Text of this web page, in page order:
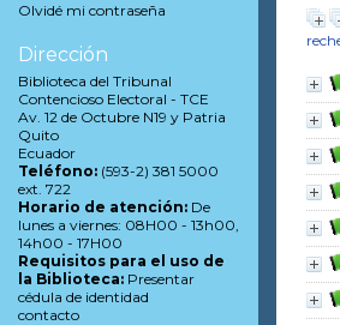
Olvidé mi contraseña
Dirección
Biblioteca del Tribunal
Contencioso Electoral - TCE
Av. 12 de Octubre N19 y Patria
Quito
Ecuador
Teléfono: (593-2) 381 5000
ext. 722
Horario de atención: De
lunes a viernes: 08H00 - 13h00,
14h00 - 17H00
Requisitos para el uso de
la Biblioteca: Presentar
cédula de identidad
contacto